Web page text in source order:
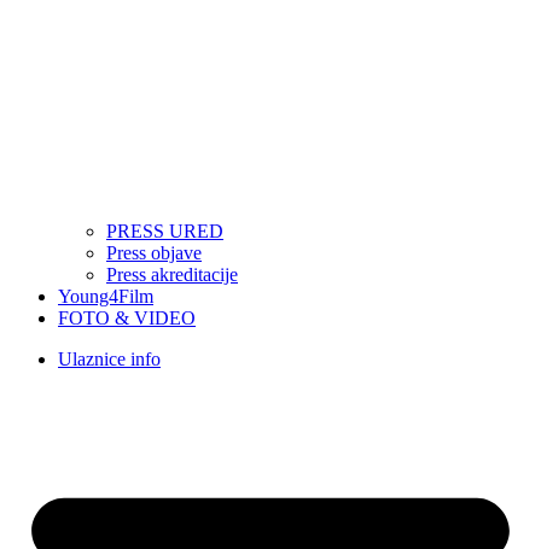
PRESS URED
Press objave
Press akreditacije
Young4Film
FOTO & VIDEO
Ulaznice info